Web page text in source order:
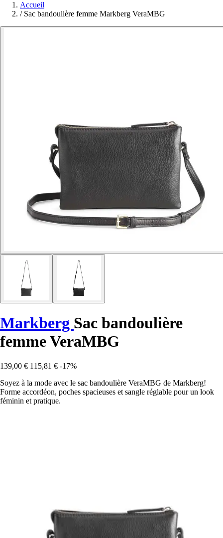
Accueil
/ Sac bandoulière femme Markberg VeraMBG
Markberg Sac bandoulière
femme VeraMBG
139,00 € 115,81 € -17%
Soyez à la mode avec le sac bandoulière VeraMBG de Markberg!
Forme accordéon, poches spacieuses et sangle réglable pour un look
féminin et pratique.